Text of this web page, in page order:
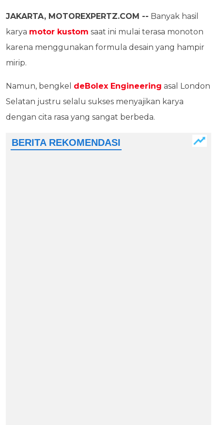
JAKARTA, MOTOREXPERTZ.COM -- Banyak hasil
karya motor kustom saat ini mulai terasa monoton
karena menggunakan formula desain yang hampir
mirip.
Namun, bengkel deBolex Engineering asal London
Selatan justru selalu sukses menyajikan karya
dengan cita rasa yang sangat berbeda.